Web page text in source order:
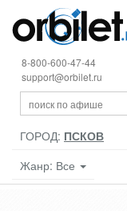
8-800-600-47-44
support@orbilet.ru
ГОРОД: ПСКОВ
Жанр: Все